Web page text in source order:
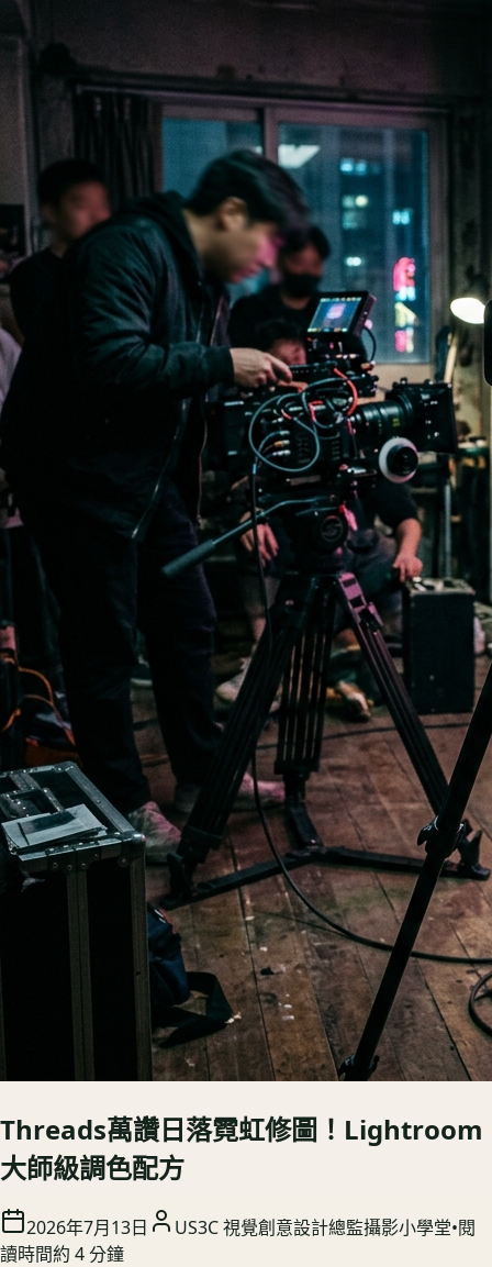
Threads萬讚日落霓虹修圖！Lightroom
大師級調色配方
2026年7月13日 US3C 視覺創意設計總監攝影小學堂•閱
讀時間約 4分鐘